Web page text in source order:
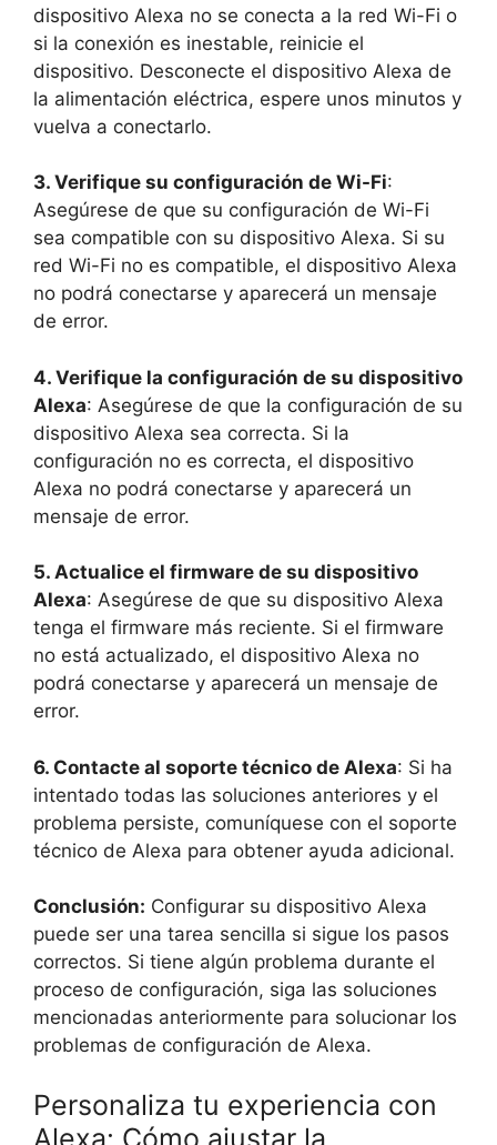
dispositivo Alexa no se conecta a la red Wi-Fi o
si la conexión es inestable, reinicie el
dispositivo. Desconecte el dispositivo Alexa de
la alimentación eléctrica, espere unos minutos y
vuelva a conectarlo.
3. Verifique su configuración de Wi-Fi:
Asegúrese de que su configuración de Wi-Fi
sea compatible con su dispositivo Alexa. Si su
red Wi-Fi no es compatible, el dispositivo Alexa
no podrá conectarse y aparecerá un mensaje
de error.
4. Verifique la configuración de su dispositivo
Alexa: Asegúrese de que la configuración de su
dispositivo Alexa sea correcta. Si la
configuración no es correcta, el dispositivo
Alexa no podrá conectarse y aparecerá un
mensaje de error.
5. Actualice el firmware de su dispositivo
Alexa: Asegúrese de que su dispositivo Alexa
tenga el firmware más reciente. Si el firmware
no está actualizado, el dispositivo Alexa no
podrá conectarse y aparecerá un mensaje de
error.
6. Contacte al soporte técnico de Alexa: Si ha
intentado todas las soluciones anteriores y el
problema persiste, comuníquese con el soporte
técnico de Alexa para obtener ayuda adicional.
Conclusión: Configurar su dispositivo Alexa
puede ser una tarea sencilla si sigue los pasos
correctos. Si tiene algún problema durante el
proceso de configuración, siga las soluciones
mencionadas anteriormente para solucionar los
problemas de configuración de Alexa.
Personaliza tu experiencia con
Alexa: Cómo ajustar la